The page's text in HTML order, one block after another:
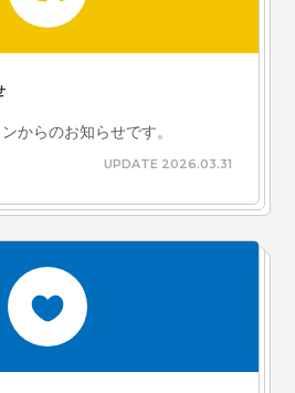
からのお知らせです。
UPDATE 2026.03.31